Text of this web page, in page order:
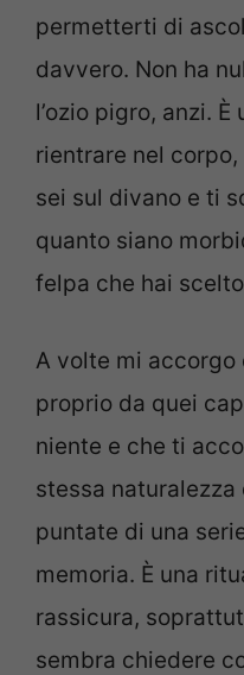
permetterti di
davvero. Non ha
l’ozio pigro, anzi.
rientrare nel corpo,
sei sul divano e ti
quanto siano
felpa che hai
A volte mi
proprio da quei
niente e che ti
stessa
puntate di una
memoria. È una
rassicura,
sembra chiedere